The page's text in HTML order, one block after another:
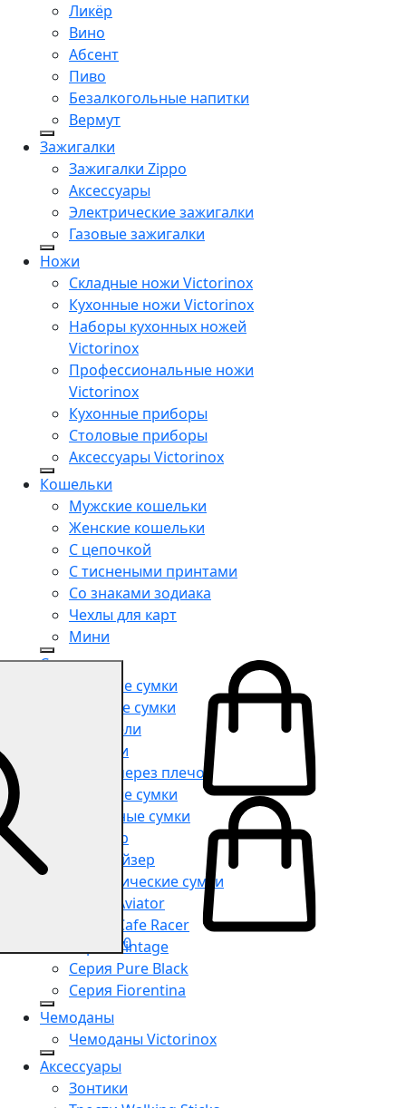
Ликёр
Вино
Абсент
Пиво
Безалкогольные напитки
Вермут
Зажигалки
Зажигалки Zippo
Аксессуары
Электрические зажигалки
Газовые зажигалки
Ножи
Складные ножи Victorinox
Кухонные ножи Victorinox
Наборы кухонных ножей
Victorinox
Профессиональные ножи
Victorinox
Кухонные приборы
Столовые приборы
Аксессуары Victorinox
Кошельки
Мужские кошельки
Женские кошельки
С цепочкой
С тиснеными принтами
Со знаками зодиака
Чехлы для карт
Мини
Сумки
Мужские сумки
Женские сумки
Портфели
Рюкзаки
Сумки через плечо
Поясные сумки
Дорожные сумки
Шоппер
Органайзер
Косметические сумки
Серия Aviator
Серия Cafe Racer
Серия Vintage
Серия Pure Black
Серия Fiorentina
Чемоданы
Чемоданы Victorinox
Аксессуары
Зонтики
0